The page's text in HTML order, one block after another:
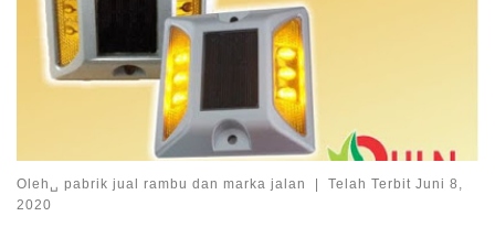
Oleh␣ pabrik jual rambu dan marka jalan Telah Terbit Juni 8,
2020